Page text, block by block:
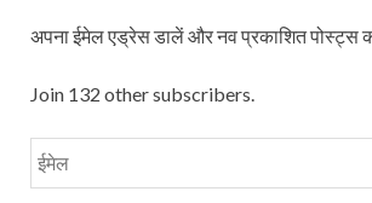
अपना ईमेल एड्रेस डालें और नव प्रकाशित पोस्ट्स
Join 132 other subscribers.